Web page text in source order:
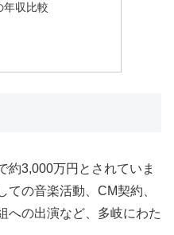
年収比較
約3,000万円とされていま
の音楽活動、CM契約、
への出演など、多岐にわた